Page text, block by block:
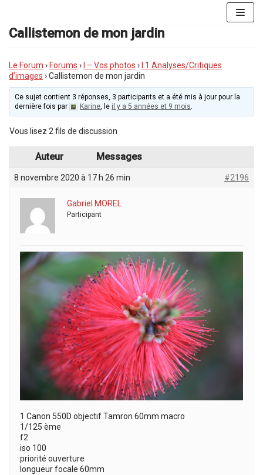
au
contenu
Callistemon de mon jardin
Le Forum › Forums › I – Vos photos ›
I.1 Analyses/Critiques
d’images ›Callistemon de mon jardin
Ce sujet contient 3 réponses, 3 participants et a été mis à jour pour la
dernière fois par
Karine, le il y a 5 années et 9 mois.
Vous lisez 2 fils de discussion
Auteur Messages
8 novembre 2020 à 17 h 26 min #2196
Gabriel MOREL
Participant
1 Canon 550D objectif Tamron 60mm macro
1/125 ème
f2
iso 100
priorité ouverture
longueur focale 60mm